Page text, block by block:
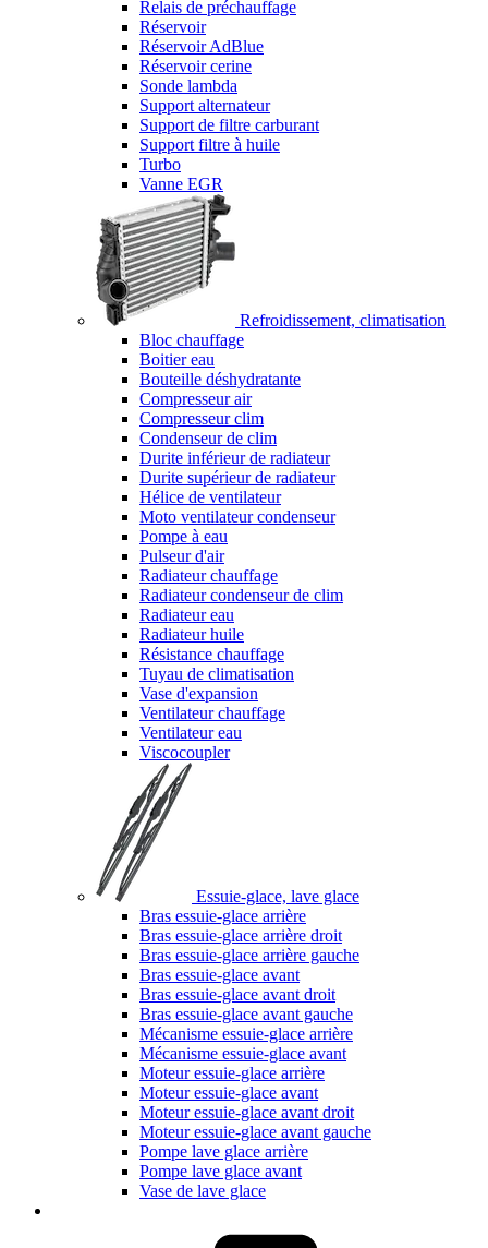
Relais de préchauffage
Réservoir
Réservoir AdBlue
Réservoir cerine
Sonde lambda
Support alternateur
Support de filtre carburant
Support filtre à huile
Turbo
Vanne EGR
Refroidissement, climatisation
Bloc chauffage
Boitier eau
Bouteille déshydratante
Compresseur air
Compresseur clim
Condenseur de clim
Durite inférieur de radiateur
Durite supérieur de radiateur
Hélice de ventilateur
Moto ventilateur condenseur
Pompe à eau
Pulseur d'air
Radiateur chauffage
Radiateur condenseur de clim
Radiateur eau
Radiateur huile
Résistance chauffage
Tuyau de climatisation
Vase d'expansion
Ventilateur chauffage
Ventilateur eau
Viscocoupler
Essuie-glace, lave glace
Bras essuie-glace arrière
Bras essuie-glace arrière droit
Bras essuie-glace arrière gauche
Bras essuie-glace avant
Bras essuie-glace avant droit
Bras essuie-glace avant gauche
Mécanisme essuie-glace arrière
Mécanisme essuie-glace avant
Moteur essuie-glace arrière
Moteur essuie-glace avant
Moteur essuie-glace avant droit
Moteur essuie-glace avant gauche
Pompe lave glace arrière
Pompe lave glace avant
Vase de lave glace